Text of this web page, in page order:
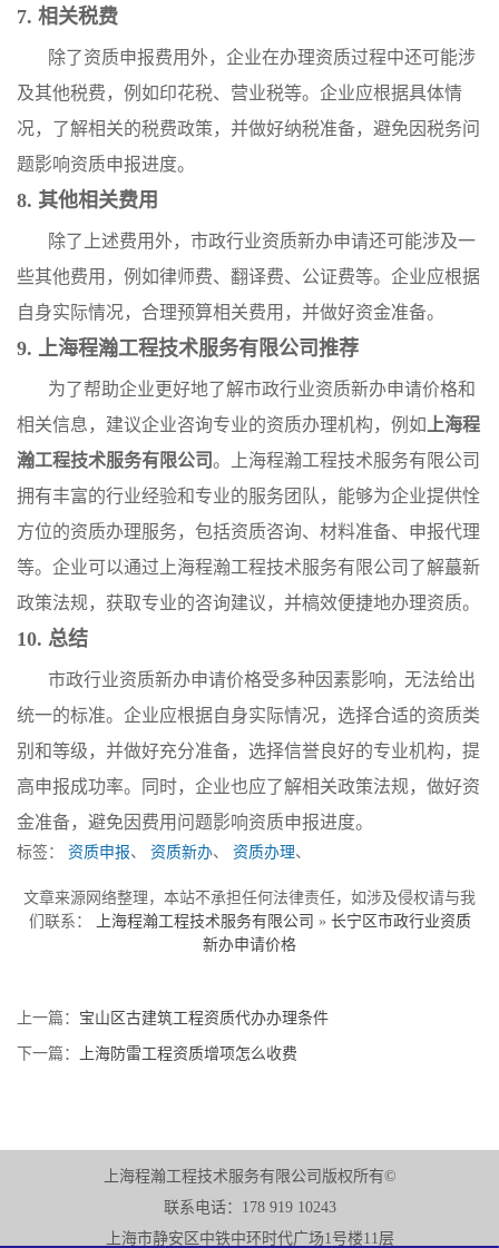
7. 相关税费
除了资质申报费用外，企业在办理资质过程中还可能涉
及其他税费，例如印花税、营业税等。企业应根据具体情
况，了解相关的税费政策，并做好纳税准备，避免因税务问
题影响资质申报进度。
8. 其他相关费用
除了上述费用外，市政行业资质新办申请还可能涉及一
些其他费用，例如律师费、翻译费、公证费等。企业应根据
自身实际情况，合理预算相关费用，并做好资金准备。
9. 上海程瀚工程技术服务有限公司推荐
为了帮助企业更好地了解市政行业资质新办申请价格和
相关信息，建议企业咨询专业的资质办理机构，例如 上海程
瀚工程技术服务有限公司。上海程瀚工程技术服务有限公司
拥有丰富的行业经验和专业的服务团队，能够为企业提供恮
方位的资质办理服务，包括资质咨询、材料准备、申报代理
等。企业可以通过上海程瀚工程技术服务有限公司了解蕞新
政策法规，获取专业的咨询建议，并槁效便捷地办理资质。
10. 总结
市政行业资质新办申请价格受多种因素影响，无法给出
统一的标准。企业应根据自身实际情况，选择合适的资质类
别和等级，并做好充分准备，选择信誉良好的专业机构，提
高申报成功率。同时，企业也应了解相关政策法规，做好资
金准备，避免因费用问题影响资质申报进度。
标签： 资质申报、 资质新办、 资质办理、
文章来源网络整理，本站不承担任何法律责任，如涉及侵权请与我
们联系：
上海程瀚工程技术服务有限公司 » 长宁区市政行业资质
新办申请价格
上一篇： 宝山区古建筑工程资质代办办理条件
下一篇： 上海防雷工程资质增项怎么收费
上海程瀚工程技术服务有限公司版权所有©
联系电话：178 919 10243
上海市静安区中铁中环时代广场1号楼11层